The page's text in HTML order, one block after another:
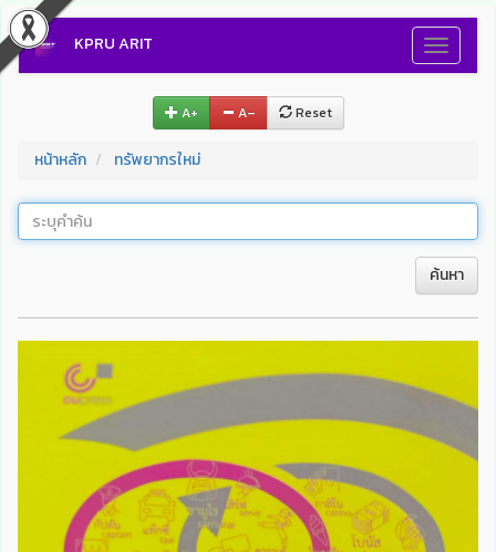
Toggle
KPRU ARIT
A+ A– Reset
หน้าหลัก ทรัพยากรใหม่
ค้นหา